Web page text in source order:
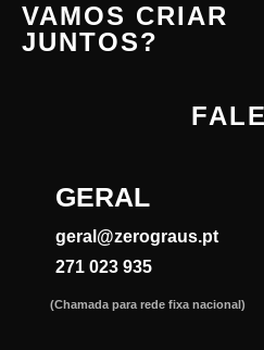
VAMOS CRIAR
JUNTOS?
GERAL
geral@zerograus.pt
271 023 935
(Chamada para rede fixa nacional)